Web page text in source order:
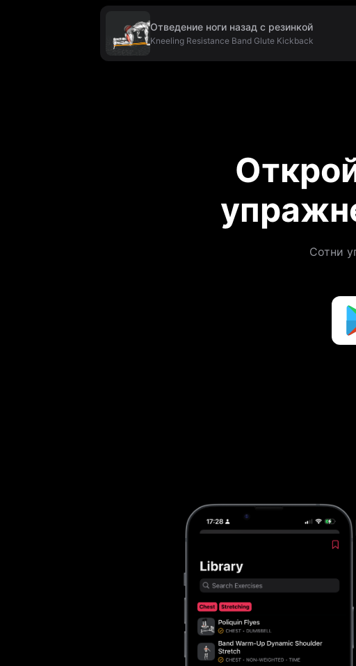
Отведение ноги назад с резинкой
Kneeling Resistance Band Glute Kickback
Сотни